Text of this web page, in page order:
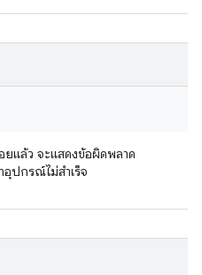
ยแล้ว จะแสดงข้อผิดพลาด
อุปกรณ์ไม่สำเร็จ